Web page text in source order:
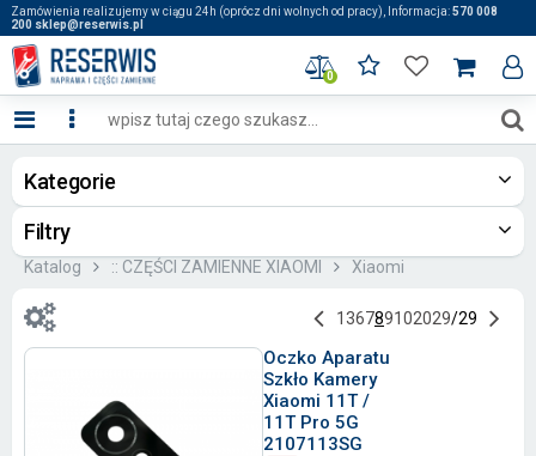
Zamówienia realizujemy w ciągu 24h (oprócz dni wolnych od pracy), Informacja:570 008
200 sklep@reserwis.pl
0
Kategorie
Filtry
Katalog :: CZĘŚCI ZAMIENNE XIAOMI Xiaomi
136789102029/29
Oczko Aparatu
Szkło Kamery
Xiaomi 11T /
11T Pro 5G
2107113SG